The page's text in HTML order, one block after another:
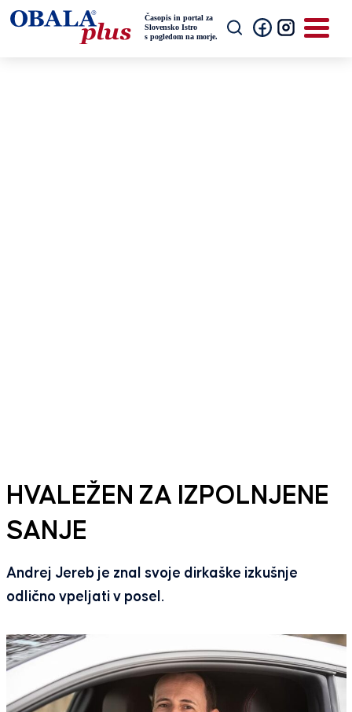
HVALEŽEN ZA IZPOLNJENE
SANJE
Andrej Jereb je znal svoje dirkaške izkušnje
odlično vpeljati v posel.